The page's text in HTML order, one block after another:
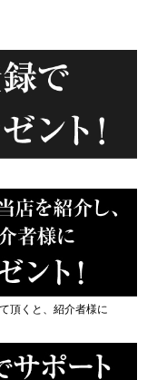
頂くと、紹介者様に